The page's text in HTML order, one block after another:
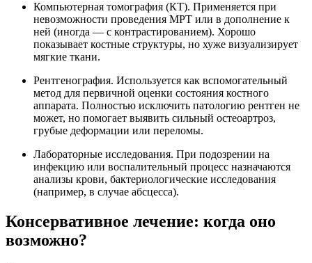
Компьютерная томография (КТ). Применяется при
невозможности проведения МРТ или в дополнение к
ней (иногда — с контрастированием). Хорошо
показывает костные структуры, но хуже визуализирует
мягкие ткани.
Рентгенография. Используется как вспомогательный
метод для первичной оценки состояния костного
аппарата. Полностью исключить патологию рентген не
может, но помогает выявить сильный остеоартроз,
грубые деформации или переломы.
Лабораторные исследования. При подозрении на
инфекцию или воспалительный процесс назначаются
анализы крови, бактериологические исследования
(например, в случае абсцесса).
Консервативное лечение: когда оно
возможно?